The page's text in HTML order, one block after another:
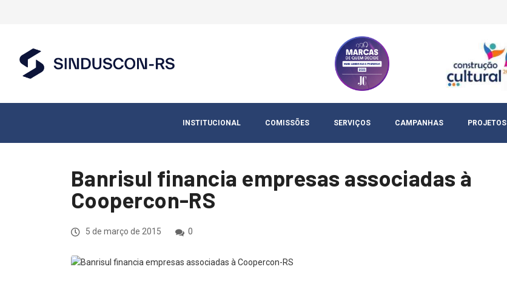
INSTITUCIONAL COMISSÕES SERVIÇOS CAMPANHAS PROJETOS
Banrisul financia empresas associadas à
Coopercon-RS
5 de março de 2015 0